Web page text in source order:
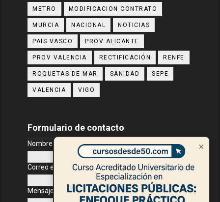
×
METRO MODIFICACION CONTRATO
MURCIA NACIONAL NOTICIAS
PAIS VASCO PROV ALICANTE
PROV VALENCIA RECTIFICACIÓN RENFE
ROQUETAS DE MAR SANIDAD SEPE
VALENCIA VIGO
Formulario de contacto
Nombre
Correo electrónico*
Mensaje